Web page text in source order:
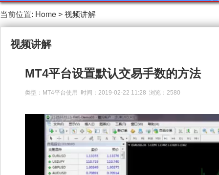
当前位置: Home > 视频讲解
视频讲解
MT4平台设置默认交易手数的方法
类型：MT4平台使用 时间：2019-02-22 11:28 浏览：2580